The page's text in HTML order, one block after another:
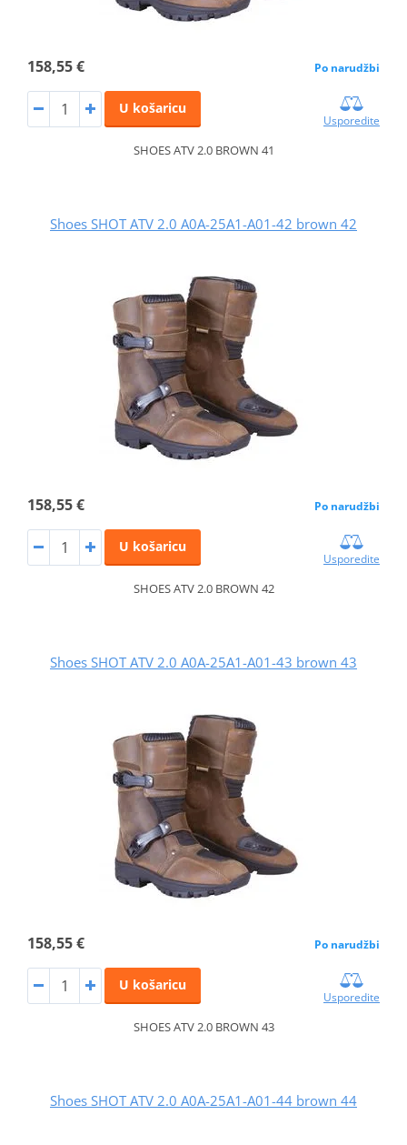
158,55 € Po narudžbi
U košaricu
Usporedite
SHOES ATV 2.0 BROWN 41
Shoes SHOT ATV 2.0 A0A-25A1-A01-42 brown 42
158,55 € Po narudžbi
U košaricu
Usporedite
SHOES ATV 2.0 BROWN 42
Shoes SHOT ATV 2.0 A0A-25A1-A01-43 brown 43
158,55 € Po narudžbi
U košaricu
Usporedite
SHOES ATV 2.0 BROWN 43
Shoes SHOT ATV 2.0 A0A-25A1-A01-44 brown 44